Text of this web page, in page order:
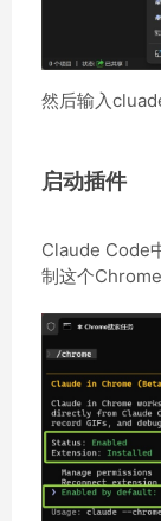
然后输入
启动插件
Claude Code
制这个Chrome